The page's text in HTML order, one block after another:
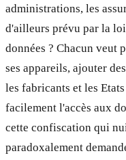
administrations, les
d'ailleurs prévu par la
données ? Chacun veut
ses appareils, ajouter
les fabricants et les
facilement l'accès aux
cette confiscation qui
paradoxalement